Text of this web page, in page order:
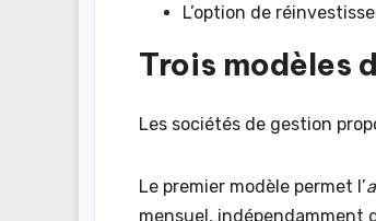
L’option de
Trois modèles
Les sociétés de gestion
Le premier modèle permet l’
mensuel, indépendamment